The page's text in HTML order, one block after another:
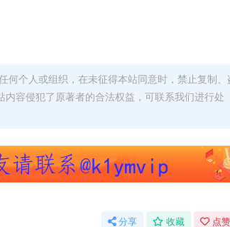
何个人或组织，在未征得本站同意时，禁止复制、
容侵犯了原著者的合法权益，可联系我们进行处
分享 收藏 点